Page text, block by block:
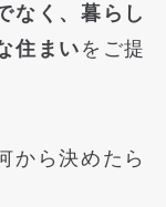
なく、暮らし
住まい をご提
から決めたら